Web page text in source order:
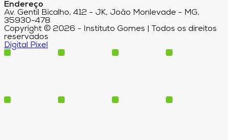
Endereço
Av. Gentil Bicalho, 412 - JK, João Monlevade - MG,
35930-478
Copyright © 2026 - Instituto Gomes | Todos os direitos
reservados
Digital Pixel